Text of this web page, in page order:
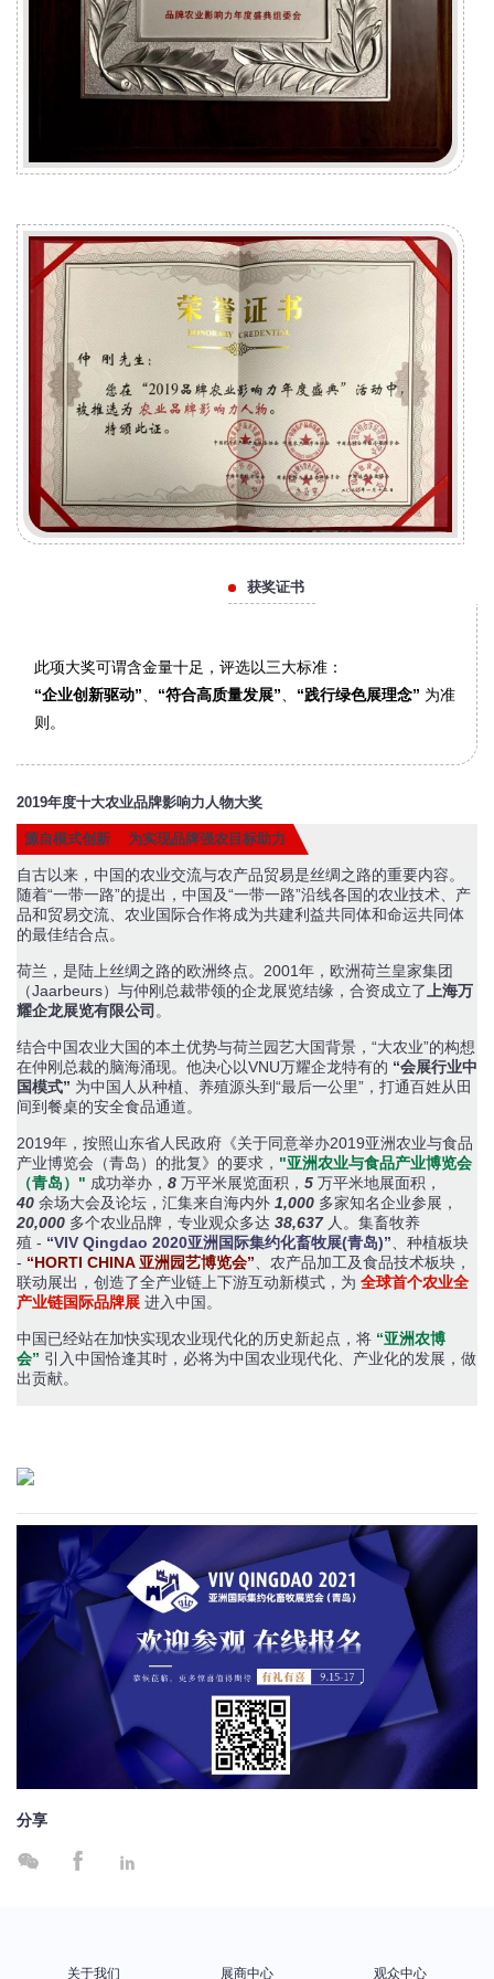
获奖证书
此项大奖可谓含金量十足，评选以三大标准：
“企业创新驱动”
“符合高质量发展” “践行绿色展理念” 为准
则。
2019年度十大农业品牌影响力人物大奖
源自模式创新 为实现品牌强农目标助力
自古以来，中国的农业交流与农产品贸易是丝绸之路的重要内容。
随着“一带一路”的提出，中国及“一带一路”沿线各国的农业技术、产
品和贸易交流、农业国际合作将成为共建利益共同体和命运共同体
的最佳结合点。
荷兰，是陆上丝绸之路的欧洲终点。2001年，欧洲荷兰皇家集团
（Jaarbeurs）与仲刚总裁带领的企龙展览结缘，合资成立了
上海万
耀企龙展览有限公司 。
结合中国农业大国的本土优势与荷兰园艺大国背景，“大农业”的构想
在仲刚总裁的脑海涌现。他决心以VNU万耀企龙特有的 “会展行业中
国模式” 为中国人从种植、养殖源头到“最后一公里”，打通百姓从田
间到餐桌的安全食品通道。
2019年，按照山东省人民政府《关于同意举办2019亚洲农业与食品
产业博览会（青岛）的批复》的要求， "亚洲农业与食品产业博览会
（青岛）" 成功举办， 8 万平米展览面积， 5 万平米地展面积，
40 余场大会及论坛，汇集来自海内外 1,000 多家知名企业参展，
20,000 多个农业品牌，专业观众多达 38,637 人。集畜牧养
殖 - “VIV Qingdao 2020亚洲国际集约化畜牧展(青岛)” 、种植板块
- “HORTI CHINA 亚洲园艺博览会” 、农产品加工及食品技术板块，
联动展出，创造了全产业链上下游互动新模式，为 全球首个农业全
产业链国际品牌展 进入中国。
中国已经站在加快实现农业现代化的历史新起点，将 “亚洲农博
会” 引入中国恰逢其时，必将为中国农业现代化、产业化的发展，做
出贡献。
分享
  
关于我们 展商中心 观众中心